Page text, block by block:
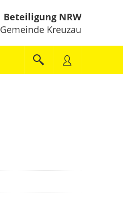
Beteiligung NRW
Gemeinde Kreuzau